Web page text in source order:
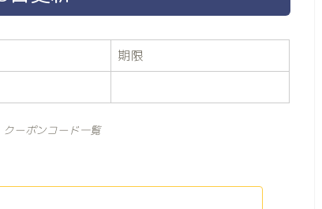
期限
ーポンコード一覧